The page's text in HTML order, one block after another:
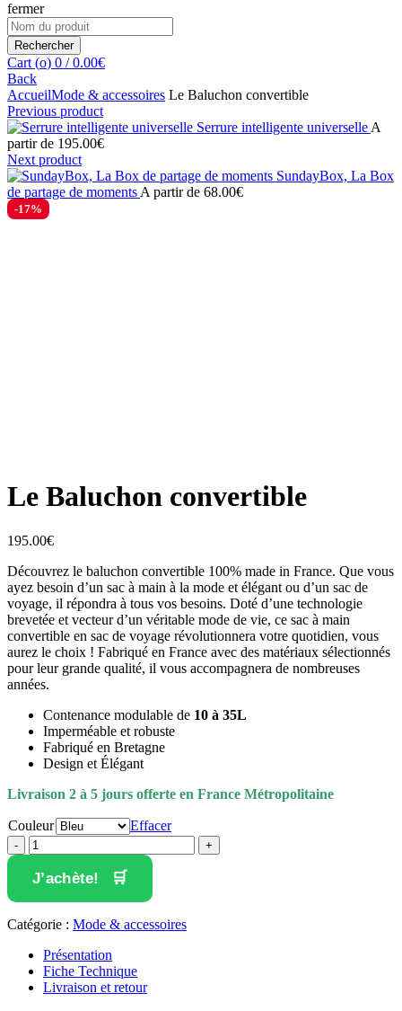
fermer
Search
for:Rechercher
Cart (o) 0 / 0.00€
Back
AccueilMode & accessoires Le Baluchon convertible
Previous product
Serrure intelligente universelle A
partir de 195.00€
Next product
SundayBox, La Box
de partage de moments A partir de 68.00€
-17%
Le Baluchon convertible
195.00€
Découvrez le baluchon convertible 100% made in France. Que vous
ayez besoin d’un sac à main à la mode et élégant ou d’un sac de
voyage, il répondra à tous vos besoins. Doté d’une technologie
brevetée et vecteur d’un véritable mode de vie, ce sac à main
convertible en sac de voyage révolutionnera votre quotidien, vous
aurez le choix ! Fabriqué en France avec des matériaux sélectionnés
pour leur grande qualité, il vous accompagnera de nombreuses
années.
Contenance modulable de 10 à 35L
Imperméable et robuste
Fabriqué en Bretagne
Design et Élégant
Livraison 2 à 5 jours offerte en France Métropolitaine
Couleur
Effacer
quantité
de
Le
convertible
J’achète!
Catégorie : Mode & accessoires
Présentation
Fiche Technique
Livraison et retour